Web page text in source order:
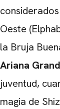
Oeste
la Bruja
Ariana
juventud,
magia de